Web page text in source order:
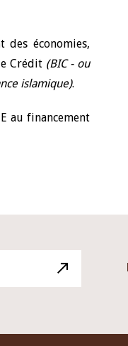
des économies,
Crédit (BIC - ou
islamique).
au financement